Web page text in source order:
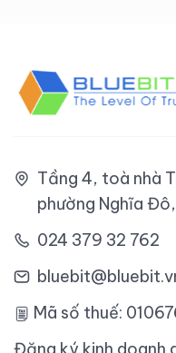
Tầng 4, toà nhà
phường Nghĩa
024 379 32 762
Mã số thuế: